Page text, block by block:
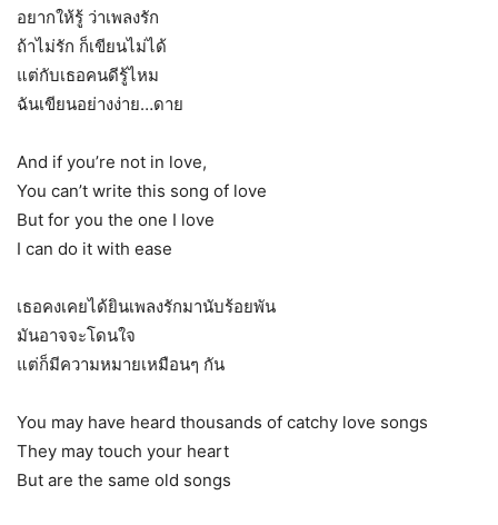
อยากให้รู้ ว่าเพลงรัก
ถ้าไม่รัก ก็เขียนไม่ได้
แต่กับเธอคนดีรู้ไหม
ฉันเขียนอย่างง่าย…ดาย
And if you’re not in love,
You can’t write this song of love
But for you the one I love
I can do it with ease
เธอคงเคยได้ยินเพลงรักมานับร้อยพัน
มันอาจจะโดนใจ
แต่ก็มีความหมายเหมือนๆ กัน
You may have heard thousands of catchy love songs
They may touch your heart
But are the same old songs